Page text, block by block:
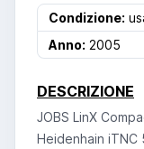
Condizione:
Anno: 2005
DESCRIZIONE
JOBS LinX
Heidenhain iTNC